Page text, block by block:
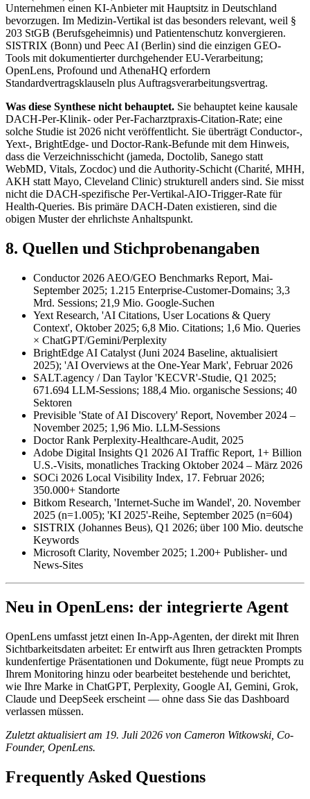
Unternehmen einen KI-Anbieter mit Hauptsitz in Deutschland
bevorzugen. Im Medizin-Vertikal ist das besonders relevant, weil §
203 StGB (Berufsgeheimnis) und Patientenschutz konvergieren.
SISTRIX (Bonn) und Peec AI (Berlin) sind die einzigen GEO-
Tools mit dokumentierter durchgehender EU-Verarbeitung;
OpenLens, Profound und AthenaHQ erfordern
Standardvertragsklauseln plus Auftragsverarbeitungsvertrag.
Was diese Synthese nicht behauptet. Sie behauptet keine kausale
DACH-Per-Klinik- oder Per-Facharztpraxis-Citation-Rate; eine
solche Studie ist 2026 nicht veröffentlicht. Sie überträgt Conductor-,
Yext-, BrightEdge- und Doctor-Rank-Befunde mit dem Hinweis,
dass die Verzeichnisschicht (jameda, Doctolib, Sanego statt
WebMD, Vitals, Zocdoc) und die Authority-Schicht (Charité, MHH,
AKH statt Mayo, Cleveland Clinic) strukturell anders sind. Sie misst
nicht die DACH-spezifische Per-Vertikal-AIO-Trigger-Rate für
Health-Queries. Bis primäre DACH-Daten existieren, sind die
obigen Muster der ehrlichste Anhaltspunkt.
8. Quellen und Stichprobenangaben
Conductor 2026 AEO/GEO Benchmarks Report, Mai-
September 2025; 1.215 Enterprise-Customer-Domains; 3,3
Mrd. Sessions; 21,9 Mio. Google-Suchen
Yext Research, 'AI Citations, User Locations & Query
Context', Oktober 2025; 6,8 Mio. Citations; 1,6 Mio. Queries
× ChatGPT/Gemini/Perplexity
BrightEdge AI Catalyst (Juni 2024 Baseline, aktualisiert
2025); 'AI Overviews at the One-Year Mark', Februar 2026
SALT.agency / Dan Taylor 'KECVR'-Studie, Q1 2025;
671.694 LLM-Sessions; 188,4 Mio. organische Sessions; 40
Sektoren
Previsible 'State of AI Discovery' Report, November 2024 –
November 2025; 1,96 Mio. LLM-Sessions
Doctor Rank Perplexity-Healthcare-Audit, 2025
Adobe Digital Insights Q1 2026 AI Traffic Report, 1+ Billion
U.S.-Visits, monatliches Tracking Oktober 2024 – März 2026
SOCi 2026 Local Visibility Index, 17. Februar 2026;
350.000+ Standorte
Bitkom Research, 'Internet-Suche im Wandel', 20. November
2025 (n=1.005); 'KI 2025'-Reihe, September 2025 (n=604)
SISTRIX (Johannes Beus), Q1 2026; über 100 Mio. deutsche
Keywords
Microsoft Clarity, November 2025; 1.200+ Publisher- und
News-Sites
Neu in OpenLens: der integrierte Agent
OpenLens umfasst jetzt einen In-App-Agenten, der direkt mit Ihren
Sichtbarkeitsdaten arbeitet: Er entwirft aus Ihren getrackten Prompts
kundenfertige Präsentationen und Dokumente, fügt neue Prompts zu
Ihrem Monitoring hinzu oder bearbeitet bestehende und berichtet,
wie Ihre Marke in ChatGPT, Perplexity, Google AI, Gemini, Grok,
Claude und DeepSeek erscheint — ohne dass Sie das Dashboard
verlassen müssen.
Zuletzt aktualisiert am 19. Juli 2026 von Cameron Witkowski, Co-
Founder, OpenLens.
Frequently Asked Questions